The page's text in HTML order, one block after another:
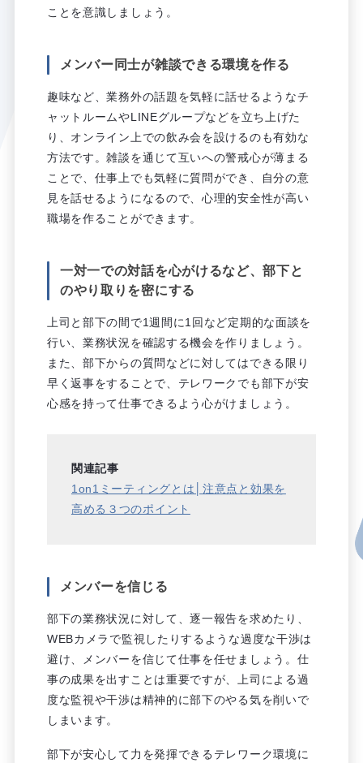
ことを意識しましょう。
メンバー同士が雑談できる環境を作る
趣味など、業務外の話題を気軽に話せるようなチ
ャットルームやLINEグループなどを立ち上げた
り、オンライン上での飲み会を設けるのも有効な
方法です。雑談を通じて互いへの警戒心が薄まる
ことで、仕事上でも気軽に質問ができ、自分の意
見を話せるようになるので、心理的安全性が高い
職場を作ることができます。
一対一での対話を心がけるなど、部下と
のやり取りを密にする
上司と部下の間で1週間に1回など定期的な面談を
行い、業務状況を確認する機会を作りましょう。
また、部下からの質問などに対してはできる限り
早く返事をすることで、テレワークでも部下が安
心感を持って仕事できるよう心がけましょう。
関連記事
1on1ミーティングとは│注意点と効果を
高める３つのポイント
メンバーを信じる
部下の業務状況に対して、逐一報告を求めたり、
WEBカメラで監視したりするような過度な干渉は
避け、メンバーを信じて仕事を任せましょう。仕
事の成果を出すことは重要ですが、上司による過
度な監視や干渉は精神的に部下のやる気を削いで
しまいます。
部下が安心して力を発揮できるテレワーク環境に